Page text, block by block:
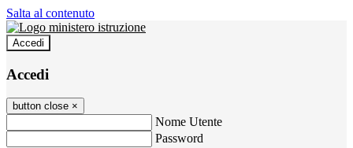
Salta al contenuto
Accedi
Accedi
button close ×
Nome Utente
Password